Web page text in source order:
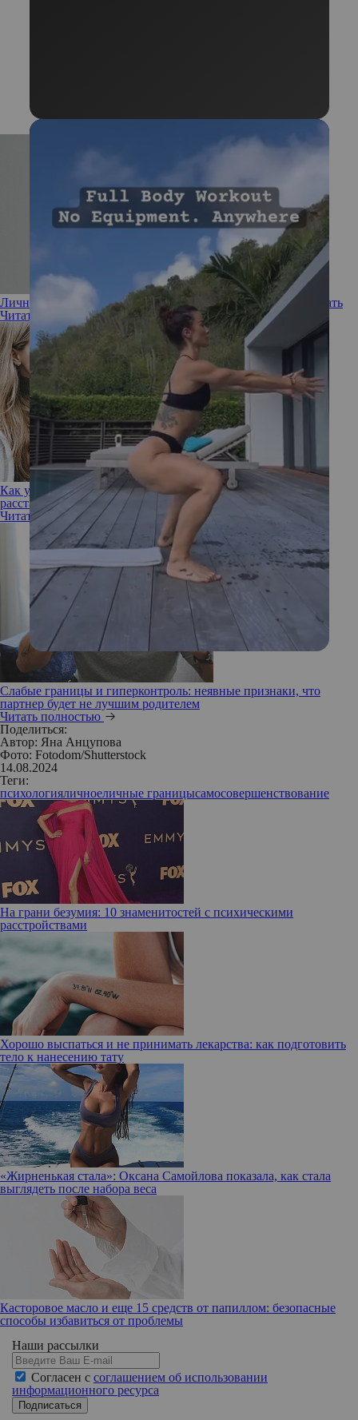
Личные границы: что делать, если вы не умеете их отстаивать
Читать полностью
Как устанавливать границы с бывшим партнером, если вы
расстались друзьями
Читать полностью
Слабые границы и гиперконтроль: неявные признаки, что
партнер будет не лучшим родителем
Читать полностью
Поделиться:
Автор: Яна Анцупова
Фото: Fotodom/Shutterstock
14.08.2024
Теги:
психологияличноеличные границысамосовершенствование
На грани безумия: 10 знаменитостей с психическими
расстройствами
Хорошо выспаться и не принимать лекарства: как подготовить
тело к нанесению тату
«Жирненькая стала»: Оксана Самойлова показала, как стала
выглядеть после набора веса
Касторовое масло и еще 15 средств от папиллом: безопасные
способы избавиться от проблемы
Наши рассылки
Согласен с соглашением об использовании
информационного ресурса
Подписаться